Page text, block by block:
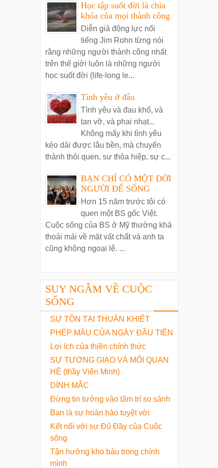
Học tập suốt đời là chìa
khóa của mọi thành công
Diễn giả động lực nổi
tiếng Jim Rohn từng nói
rằng những người thành công nhất
trên thế giới luôn là những người
học suốt đời (life-long le...
Tình yêu ở đâu
Tình yêu và đau khổ, và
tan vỡ, và phai nhạt...
Không mấy khi tình yêu
kéo dài được lâu bền, mà chuyển
thành thói quen, sự thỏa hiệp, sự c...
BẠN CHỈ CÓ MỘT ĐỜI
NGƯỜI ĐỂ SỐNG
Hơn 15 năm trước tôi có
quen một BS gốc Việt.
Cuộc sống của BS ở Mỹ thường khá
thoải mái về mặt vất chất và anh ta
cũng không ngoại lệ. ...
SUY NGẪM VỀ CUỘC
SỐNG
SỰ TỒN TẠI THUẦN KHIẾT
PHÉP MÀU CỦA NGÀY ĐẦU TIÊN
Lợi ích của thiền chính thức
SỰ TƯƠNG GIAO VÀ MỐI QUAN
HỆ (thầy Viên Minh)
DÍNH MẮC
Đừng tin tưởng vào tâm trí so sánh
Bạn là sự hoàn hảo tuyệt vời
Kết nối với sự Đủ Đầy của Cuộc
sống
Tận hưởng kho báu trong chính
mình